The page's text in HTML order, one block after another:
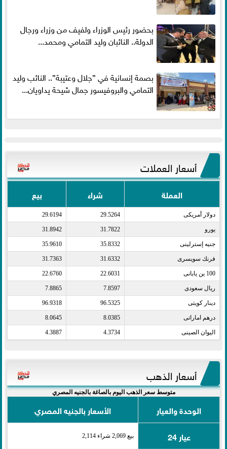
بحضور رئيس الوزراء ولفيف من وزراء ورجال
الدولة.. النائبان وليد التمامي ومحمد...
بصمة إنسانية في ”جلال وعتيبة”.. النائب وليد
التمامي والبروفيسور جمال شيحة يداويان...
أسعار العملات
العملة شراء بيع
دولار أمريكى​ 29.5264
29.6194
يورو​ 31.7822
31.8942
جنيه إسترلينى​ 35.8332
35.9610
فرنك سويسرى​ 31.6332
31.7363
100 ين يابانى​ 22.6031
22.6760
ريال سعودى​ 7.8597
7.8865
دينار كويتى​ 96.5325
96.9318
درهم اماراتى​ 8.0385
8.0645
اليوان الصينى​ 4.3734
4.3887
أسعار الذهب
متوسط سعر الذهب اليوم بالصاغة بالجنيه المصري
الوحدة والعيار
الأسعار بالجنيه المصري
عيار 24
بيع 2,069 شراء 2,114